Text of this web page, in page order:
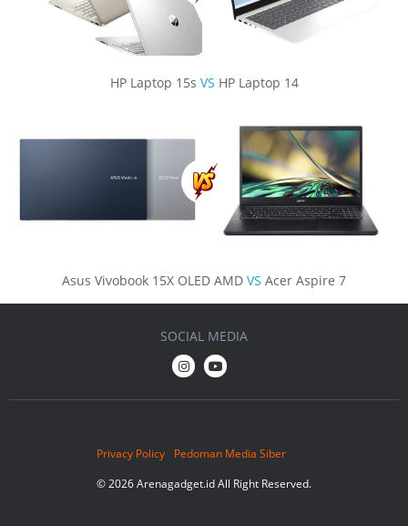
HP Laptop 15s VS HP Laptop 14
Asus Vivobook 15X OLED AMD VS Acer Aspire 7
Privacy Policy
Pedoman Media Siber
© 2026 Arenagadget.id All Right Reserved.
SOCIAL MEDIA